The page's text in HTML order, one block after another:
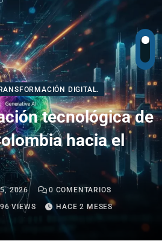
DIGITAL.
tecnológica de
hacia el
2026 0 COMENTARIOS
VIEWS HACE 2 MESES